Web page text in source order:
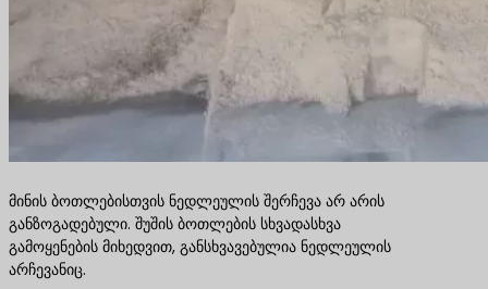
მინის ბოთლებისთვის ნედლეულის შერჩევა არ არის
განზოგადებული. შუშის ბოთლების სხვადასხვა
გამოყენების მიხედვით, განსხვავებულია ნედლეულის
არჩევანიც.